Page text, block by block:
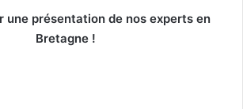
une présentation de nos experts en
Bretagne !